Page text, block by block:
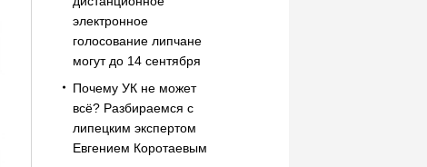
электронное
голосование липчане
могут до 14 сентября
Почему УК не может
всё? Разбираемся с
липецким экспертом
Евгением Коротаевым